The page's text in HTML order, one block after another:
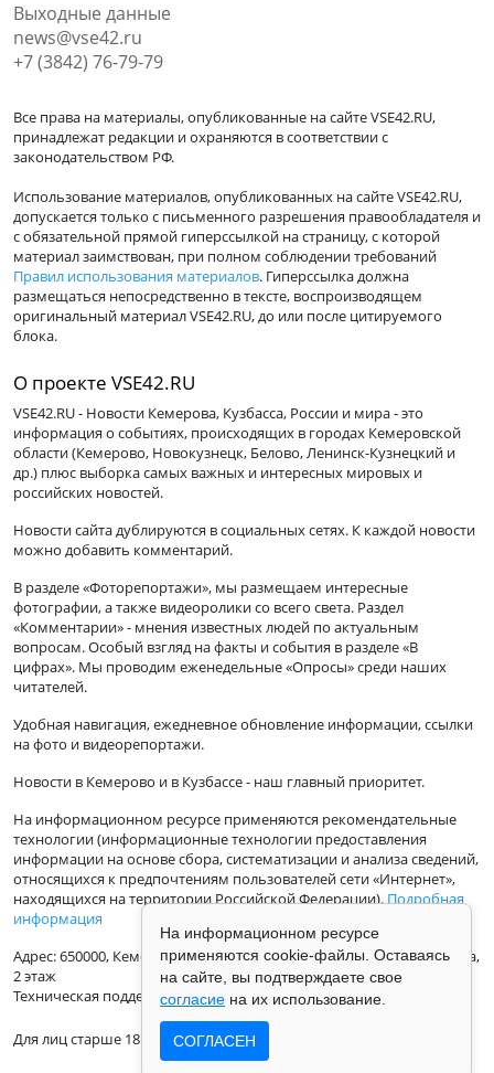
Выходные данные
news@vse42.ru
+7 (3842) 76-79-79
Все права на материалы, опубликованные на сайте VSE42.RU,
принадлежат редакции и охраняются в соответствии с
законодательством РФ.
Использование материалов, опубликованных на сайте VSE42.RU,
допускается только с письменного разрешения правообладателя и
с обязательной прямой гиперссылкой на страницу, с которой
материал заимствован, при полном соблюдении требований
Правил использования материалов. Гиперссылка должна
размещаться непосредственно в тексте, воспроизводящем
оригинальный материал VSE42.RU, до или после цитируемого
блока.
О проекте VSE42.RU
VSE42.RU - Новости Кемерова, Кузбасса, России и мира - это
информация о событиях, происходящих в городах Кемеровской
области (Кемерово, Новокузнецк, Белово, Ленинск-Кузнецкий и
др.) плюс выборка самых важных и интересных мировых и
российских новостей.
Новости сайта дублируются в социальных сетях. К каждой новости
можно добавить комментарий.
В разделе «Фоторепортажи», мы размещаем интересные
фотографии, а также видеоролики со всего света. Раздел
«Комментарии» - мнения известных людей по актуальным
вопросам. Особый взгляд на факты и события в разделе «В
цифрах». Мы проводим еженедельные «Опросы» среди наших
читателей.
Удобная навигация, ежедневное обновление информации, ссылки
на фото и видеорепортажи.
Новости в Кемерово и в Кузбассе - наш главный приоритет.
На информационном ресурсе применяются рекомендательные
технологии (информационные технологии предоставления
информации на основе сбора, систематизации и анализа сведений,
относящихся к предпочтениям пользователей сети «Интернет»,
находящихся на территории Российской Федерации).Подробная
информация
Адрес: 650000, Кемеровская Область, г.Кемерово, ул.Кузбасская 33а,
2 этаж
Техническая поддержка: support@vse42.ru
Для лиц старше 18 лет.
На информационном ресурсе
применяются cookie-файлы. Оставаясь
на сайте, вы подтверждаете свое
согласие на их использование.
СОГЛАСЕН